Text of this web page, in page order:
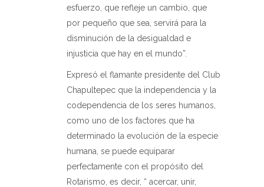
esfuerzo, que refleje un cambio, que
por pequeño que sea, servirá para la
disminución de la desigualdad e
injusticia que hay en el mundo”.
Expresó el flamante presidente del Club
Chapultepec que la independencia y la
codependencia de los seres humanos,
como uno de los factores que ha
determinado la evolución de la especie
humana, se puede equiparar
perfectamente con el propósito del
Rotarismo, es decir, “ acercar, unir,